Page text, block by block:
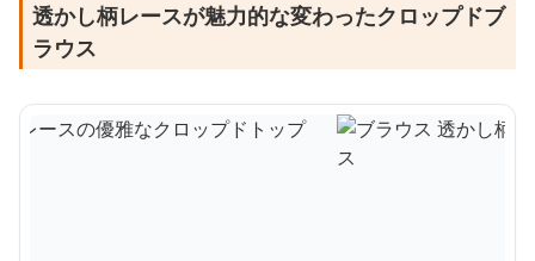
透かし柄レースが魅力的な変わったクロップドブ
ラウス